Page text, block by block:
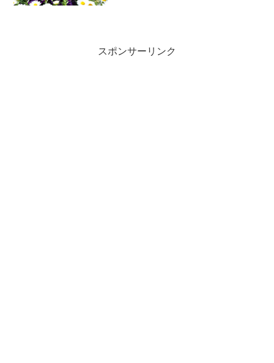
スポンサーリンク